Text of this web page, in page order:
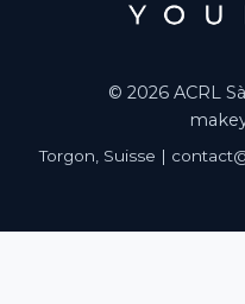
© 2026 ACRL
Torgon, Suisse |